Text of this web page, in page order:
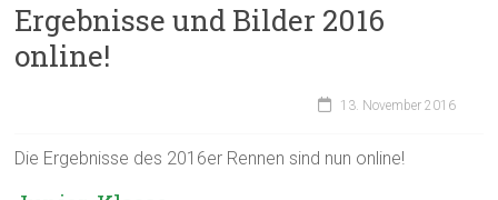
Ergebnisse und Bilder 2016
online!
13. November 2016
Die Ergebnisse des 2016er Rennen sind nun online!